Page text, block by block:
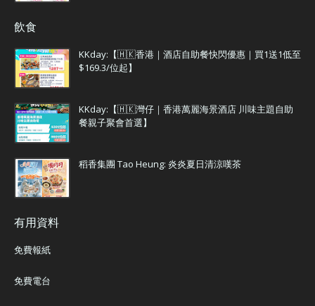
飲食
KKday:【🇭🇰香港｜酒店自助餐快閃優惠｜買1送1低至
$169.3/位起】
KKday:【🇭🇰灣仔｜香港萬麗海景酒店 川味主題自助
餐親子聚會首選】
稻香集團 Tao Heung: 炎炎夏日清涼嘆茶
有用資料
免費報紙
免費電台